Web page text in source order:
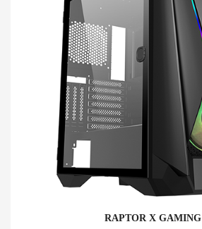
RAPTOR X GAMING